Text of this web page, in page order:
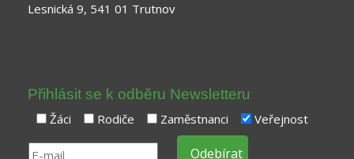
Lesnická 9, 541 01 Trutnov
Přihlásit se k odběru Newsletteru
Žáci Rodiče Zaměstnanci Veřejnost